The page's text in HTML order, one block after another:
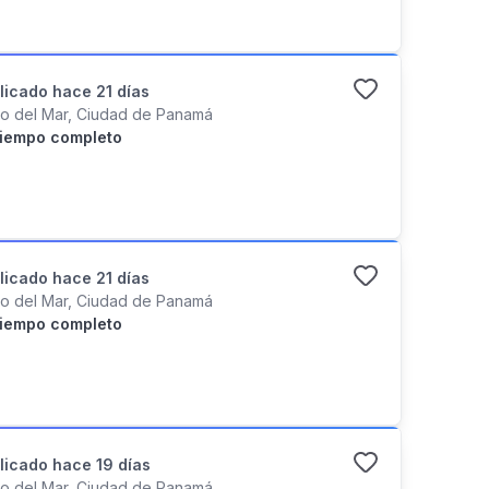
hace 21 días
del Mar, Ciudad de Panamá
completo
hace 21 días
del Mar, Ciudad de Panamá
completo
hace 19 días